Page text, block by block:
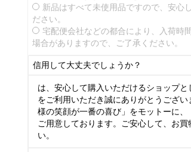
新品はすべて未使用品ですので、安心
ださい。
宅配便会社などの都合により、入荷時
場合がありますので、ご了承ください。
信用して大丈夫でしょうか？
は、安心して購入いただけるショップ
をご利用いただき誠にありがとうござい
様の笑顔が一番の喜び」をモットーに、
ご用意しております。ご安心して、お買
い。